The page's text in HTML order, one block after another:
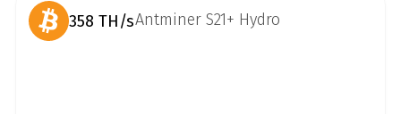
358 TH/s